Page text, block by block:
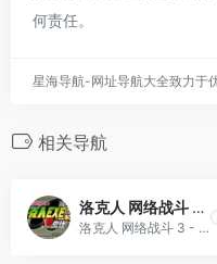
何责任。
星海导航-网址导航大全致力于
相关导航
洛克人 网络战斗 3 – 蓝版[Flyeyes+enler](v1.4)(简)(US)(80.06Mb)
洛克人 网络战斗 3 - 蓝版[Flyeyes+enler](v1.4)(简)(US)(80.06Mb)